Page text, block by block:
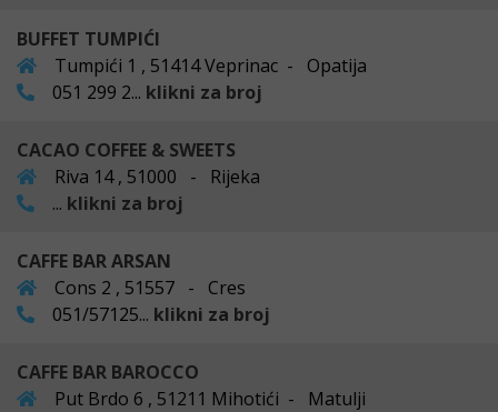
BUFFET TUMPIĆI
Tumpići 1 , 51414 Veprinac - Opatija
051 299 2... klikni za broj
CACAO COFFEE & SWEETS
Riva 14 , 51000 - Rijeka
... klikni za broj
CAFFE BAR ARSAN
Cons 2 , 51557 - Cres
051/57125... klikni za broj
CAFFE BAR BAROCCO
Put Brdo 6 , 51211 Mihotići - Matulji